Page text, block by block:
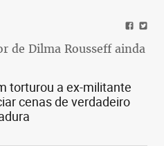
de Dilma Rousseff ainda
torturou a ex-militante
cenas de verdadeiro